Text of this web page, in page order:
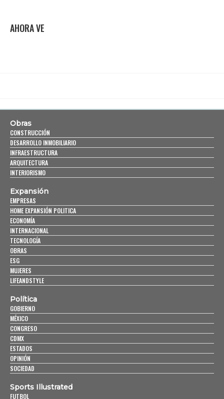
AHORA VE
Obras
CONSTRUCCIÓN
DESARROLLO INMOBILIARIO
INFRAESTRUCTURA
ARQUITECTURA
INTERIORISMO
Expansión
EMPRESAS
HOME EXPANSIÓN POLITICA
ECONOMÍA
INTERNACIONAL
TECNOLOGÍA
OBRAS
ESG
MUJERES
LIFEANDSTYLE
Política
GOBIERNO
MÉXICO
CONGRESO
CDMX
ESTADOS
OPINIÓN
SOCIEDAD
Sports Illustrated
FUTBOL